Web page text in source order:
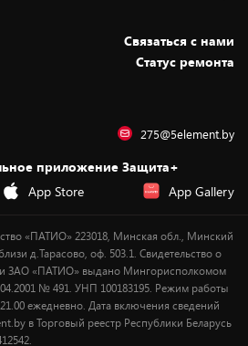
Cвязаться с нами
Статус ремонта
275@5element.by
приложение Защита+
App Store App Gallery
«ПАТИО» 223018, Минская обл., Минский
д.Тарасово, оф. 503.1. Свидетельство о
ЗАО «ПАТИО» выдано Мингорисполкомом
№ 491. УНП 100183195. Режим работы
ежедневно. Дата включения сведений
в Торговый реестр Республики Беларусь